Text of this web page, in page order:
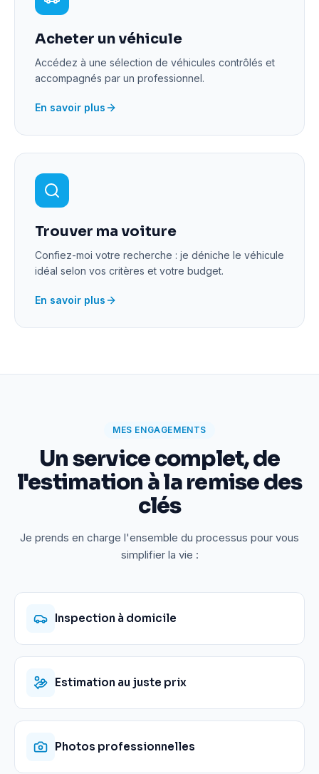
Acheter un véhicule
Accédez à une sélection de véhicules contrôlés et
accompagnés par un professionnel.
En savoir plus
Trouver ma voiture
Confiez-moi votre recherche : je déniche le véhicule
idéal selon vos critères et votre budget.
En savoir plus
MES ENGAGEMENTS
Un service complet, de
l'estimation à la remise des
clés
Je prends en charge l'ensemble du processus pour vous
simplifier la vie :
Inspection à domicile
Estimation au juste prix
Photos professionnelles